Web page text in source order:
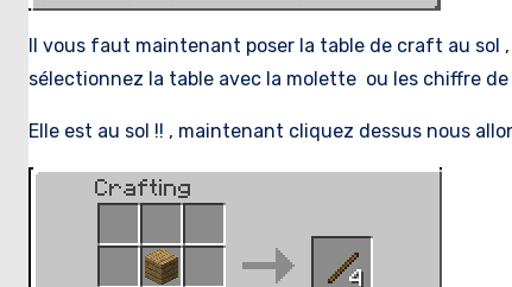
Il vous faut maintenant poser la table de craft au sol
sélectionnez la table avec la molette ou les chiffre
Elle est au sol !! , maintenant cliquez dessus nous